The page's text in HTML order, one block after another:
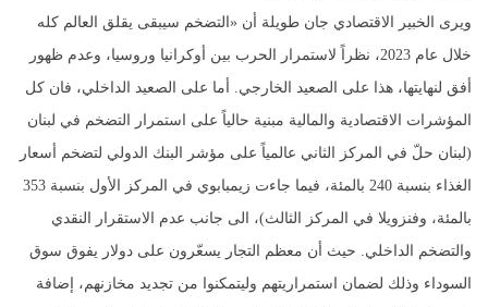
ويرى الخبير الاقتصادي جان طويلة أن «التضخم سيبقى يقلق العالم كله
خلال عام 2023، نظراً لاستمرار الحرب بين أوكرانيا وروسيا، وعدم ظهور
أفق لنهايتها، هذا على الصعيد الخارجي. أما على الصعيد الداخلي، فان كل
المؤشرات الاقتصادية والمالية مبنية حالياً على استمرار التضخم في لبنان
(لبنان حلّ في المركز الثاني عالمياً على مؤشر البنك الدولي لتضخم أسعار
الغذاء بنسبة 240 بالمئة، فيما جاءت زيمبابوي في المركز الأول بنسبة 353
بالمئة، وفنزويلا في المركز الثالث)، الى جانب عدم الاستقرار النقدي
والتضخم الداخلي. حيث أن معظم التجار يسعّرون على دولار يفوق سوق
السوداء وذلك لضمان استمراريتهم وليتمكنوا من تجديد مخازنهم، إضافة